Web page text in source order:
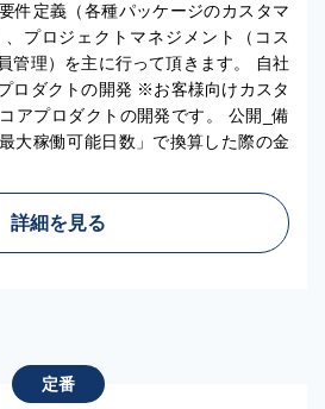
件定義（各種パッケージのカスタマ
プロジェクトマネジメント（コス
管理）を主に行って頂きます。 自社
ロダクトの開発 ※お客様向けカスタ
アプロダクトの開発です。 公開_備
大稼働可能日数」で換算した際の金
詳細を見る
定番